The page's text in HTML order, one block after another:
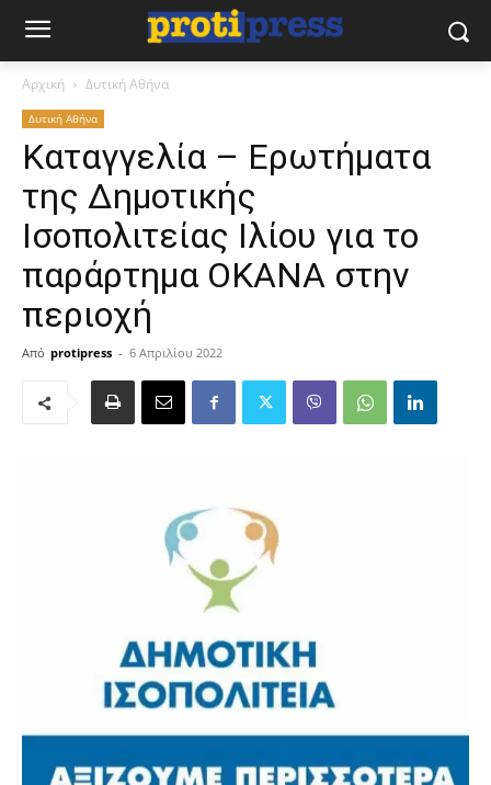
Αρχική Δυτική Αθήνα
Δυτική Αθήνα
Καταγγελία – Ερωτήματα
της Δημοτικής
Ισοπολιτείας Ιλίου για το
παράρτημα ΟΚΑΝΑ στην
περιοχή
Από protipress - 6 Απριλίου 2022